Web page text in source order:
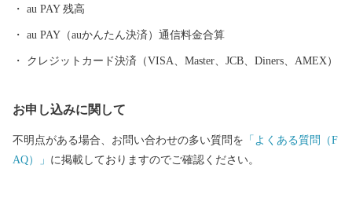
障がい者の皆様に正式に委託しております。 もしかすると、きち
んと梱包されているか心配される方もいるかもしれません。もち
ろん様々な障がいにより苦手な作業もありますが、皆さんの高い
ているんだ」と誇りを持っています。手を抜くことはありませ
au PAY 残高
au PAY（auかんたん決済）通信料金合算
クレジットカード決済（VISA、Master、JCB、Diners、AMEX）
お申し込みに関して
不明点がある場合、お問い合わせの多い質問を 「よくある質問（F
AQ）」 に掲載しておりますのでご確認ください。